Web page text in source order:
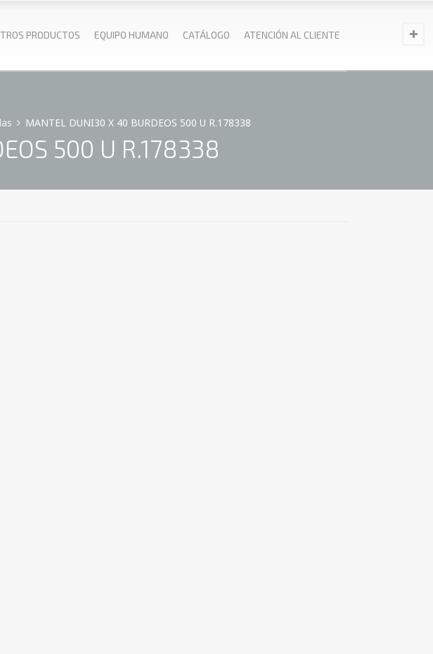
PRODUCTOS EQUIPO HUMANO CATÁLOGO ATENCIÓN AL CLIENTE
MANTEL DUNI30 X 40 BURDEOS 500 U R.178338
500 U R.178338